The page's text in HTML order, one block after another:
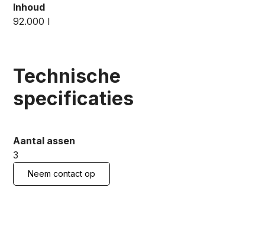
Inhoud
92.000 l
Technische
specificaties
Aantal assen
3
Neem contact op